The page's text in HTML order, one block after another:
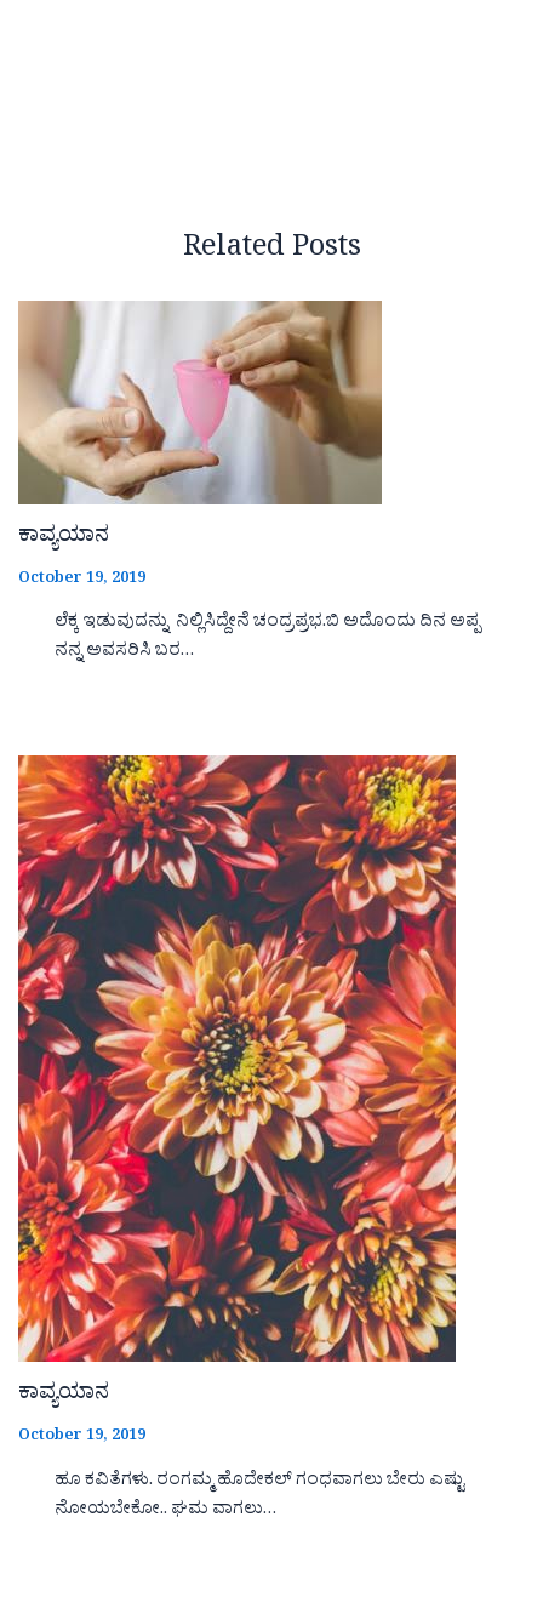
Related Posts
ಕಾವ್ಯಯಾನ
October 19, 2019
ಲೆಕ್ಕ ಇಡುವುದನ್ನು ನಿಲ್ಲಿಸಿದ್ದೇನೆ ಚಂದ್ರಪ್ರಭ.ಬಿ ಅದೊಂದು ದಿನ ಅಪ್ಪ
ನನ್ನ ಅವಸರಿಸಿ ಬರ…
ಕಾವ್ಯಯಾನ
October 19, 2019
ಹೂ ಕವಿತೆಗಳು. ರಂಗಮ್ಮ ಹೊದೇಕಲ್ ಗಂಧವಾಗಲು ಬೇರು ಎಷ್ಟು
ನೋಯಬೇಕೋ.. ಘಮ ವಾಗಲು…